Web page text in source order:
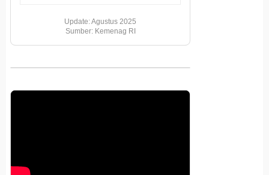
Update: Agustus 2025
Sumber: Kemenag RI